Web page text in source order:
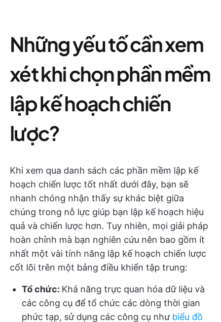
Những yếu tố cần xem
xét khi chọn phần mềm
lập kế hoạch chiến
lược?
Khi xem qua danh sách các phần mềm lập kế
hoạch chiến lược tốt nhất dưới đây, bạn sẽ
nhanh chóng nhận thấy sự khác biệt giữa
chúng trong nỗ lực giúp bạn lập kế hoạch hiệu
quả và chiến lược hơn. Tuy nhiên, mọi giải pháp
hoàn chỉnh mà bạn nghiên cứu nên bao gồm ít
nhất một vài tính năng lập kế hoạch chiến lược
cốt lõi trên một bảng điều khiển tập trung:
Tổ chức: Khả năng trực quan hóa dữ liệu và
các công cụ để tổ chức các dòng thời gian
phức tạp, sử dụng các công cụ như biểu đồ